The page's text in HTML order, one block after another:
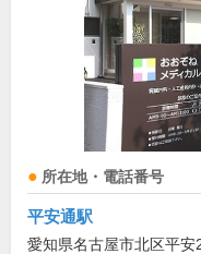
所在地・電話番号
平安通駅
愛知県名古屋市北区平安